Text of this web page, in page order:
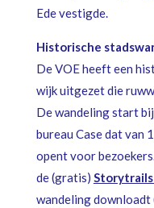
Ede vestigde.
Historische
De VOE heeft een
wijk uitgezet die
De wandeling start
bureau Case dat van
opent voor
de (gratis) Storytrails
wandeling downloadt